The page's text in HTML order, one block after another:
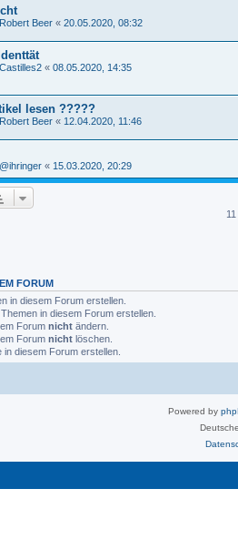
Robert Beer « 20.05.2020, 08:32
Castilles2 « 08.05.2020, 14:35
lesen ?????
Robert Beer « 12.04.2020, 11:46
@ihringer « 15.03.2020, 20:29
FORUM
in diesem Forum erstellen.
in diesem Forum erstellen.
Forum nicht ändern.
Forum nicht löschen.
in diesem Forum erstellen.
Powered by